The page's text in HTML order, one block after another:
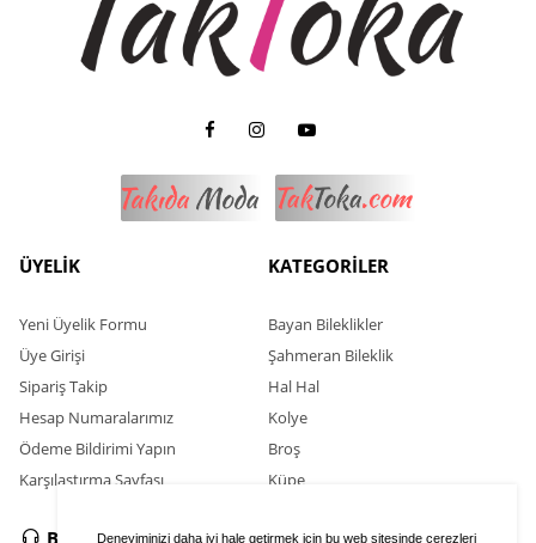
Deneyiminizi daha iyi hale getirmek için bu web sitesinde çerezleri
ÜYELİK
Yeni Üyelik Formu
Üye Girişi
Sipariş Takip
Hesap Numaralarımız
Ödeme Bildirimi Yapın
Karşılaştırma Sayfası
KATEGORİLER
Bayan Bileklikler
Şahmeran Bileklik
Hal Hal
Kolye
Broş
Küpe
BİZE ULAŞIN SOSYAL MEDYA